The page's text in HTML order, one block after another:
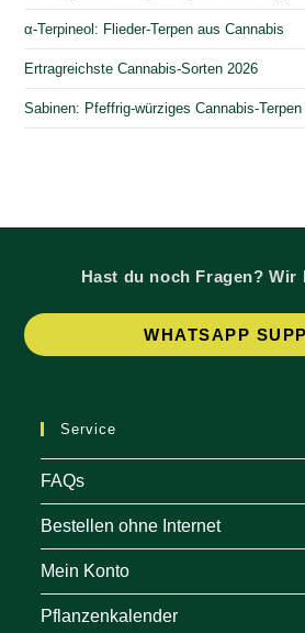
α-Terpineol: Flieder-Terpen aus Cannabis
Ertragreichste Cannabis-Sorten 2026
Sabinen: Pfeffrig-würziges Cannabis-Terpen
Hast du noch Fragen? Wir
WHATSAPP
Service
FAQs
Bestellen ohne Internet
Mein Konto
Pflanzenkalender